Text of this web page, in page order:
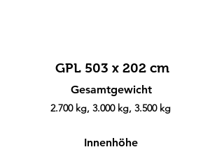
GPL 503 x 202 cm
Gesamtgewicht
2.700 kg, 3.000 kg, 3.500 kg
Innenhöhe